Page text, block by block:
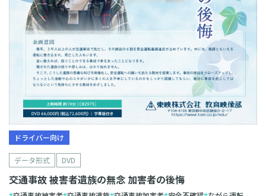
ドライバー向け
データ形式 DVD
交通事故 被害者遺族の無念 加害者の後悔